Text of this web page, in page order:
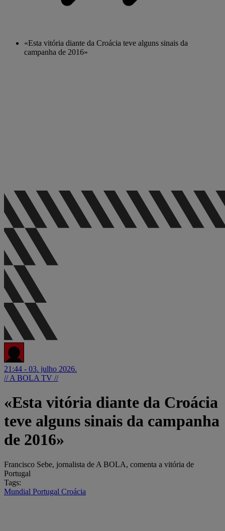
«Esta vitória diante da Croácia teve alguns sinais da
campanha de 2016»
21:44 - 03. julho 2026.
// A BOLA TV //
«Esta vitória diante da Croácia
teve alguns sinais da campanha
de 2016»
Francisco Sebe, jornalista de A BOLA, comenta a vitória de
Portugal
Tags:
Mundial Portugal Croácia